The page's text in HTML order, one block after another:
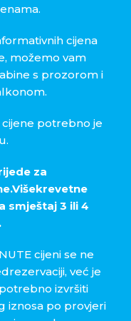
cijena
možemo vam
s prozorom i
potrebno je
za
smještaj 3 ili 4
cijeni se ne
već je
izvršiti
iznosa po provjeri